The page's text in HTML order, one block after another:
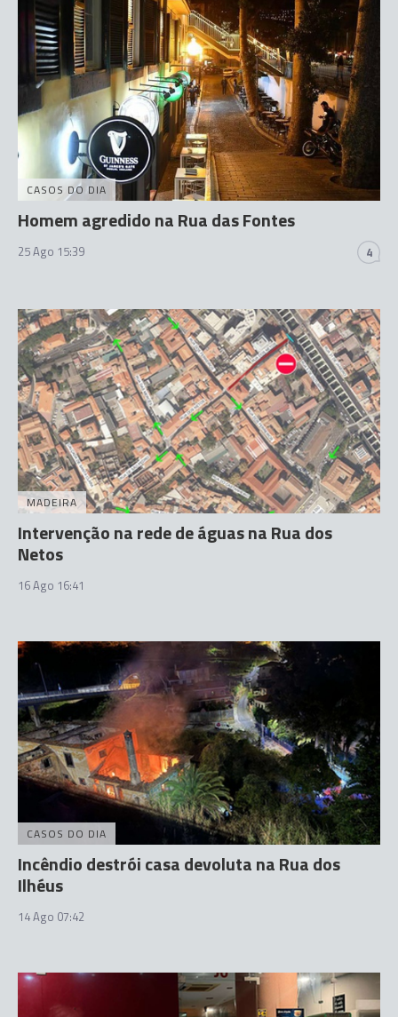
CASOS DO DIA
Homem agredido na Rua das Fontes
25 Ago 15:39 4
MADEIRA
Intervenção na rede de águas na Rua dos
Netos
16 Ago 16:41
CASOS DO DIA
Incêndio destrói casa devoluta na Rua dos
Ilhéus
14 Ago 07:42